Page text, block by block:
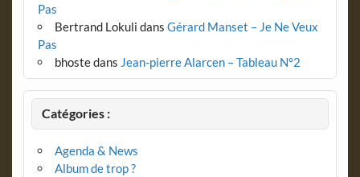
Pas
Bertrand Lokuli dans Gérard Manset – Je Ne Veux
Pas
bhostedans Jean-pierre Alarcen – Tableau N°2
Catégories :
Agenda & News
Album de trop ?